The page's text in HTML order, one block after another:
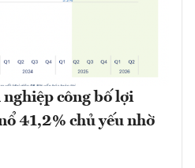
công bố lợi
41,2% chủ yếu nhờ